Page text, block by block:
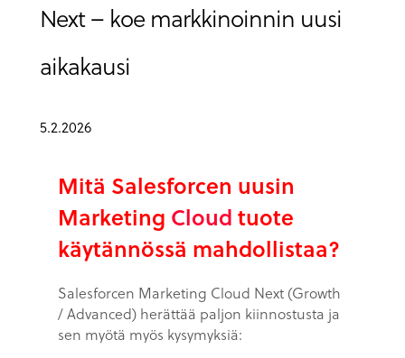
Next – koe markkinoinnin uusi
aikakausi
5.2.2026
Mitä Salesforcen uusin
Marketing Cloud tuote
käytännössä mahdollistaa?
Salesforcen Marketing Cloud Next (Growth
/ Advanced) herättää paljon kiinnostusta ja
sen myötä myös kysymyksiä: